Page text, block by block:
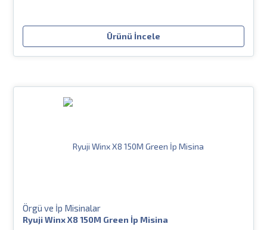
Ürünü İncele
Örgü ve İp Misinalar
Ryuji Winx X8 150M Green İp Misina